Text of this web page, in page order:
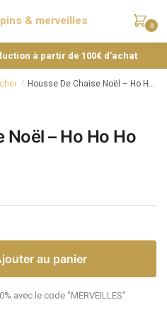
0
à partir de 100€ d’achat
/ Housse De Chaise Noël – Ho Ho Ho
Noël – Ho Ho Ho
au panier
avec le code "MERVEILLES"